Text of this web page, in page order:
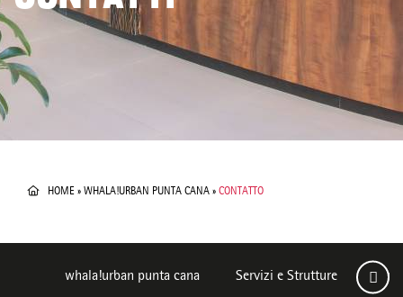
HOME » WHALA!URBAN PUNTA CANA » CONTATTO
whala!urban punta cana Servizi e Strutture